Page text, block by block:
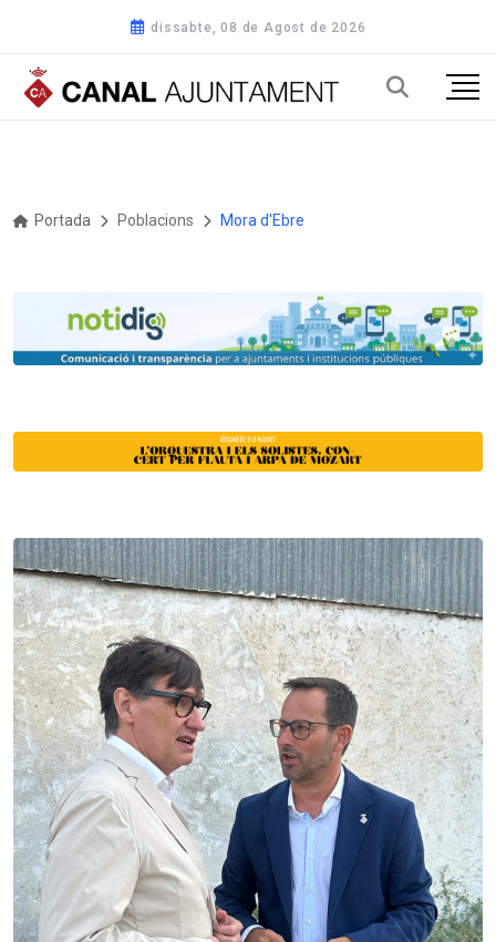
dissabte, 08 de Agost de 2026
Portada Poblacions Mora d'Ebre